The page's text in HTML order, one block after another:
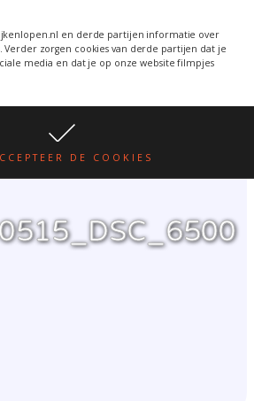
en derde partijen informatie over
Verder zorgen cookies van derde partijen dat je
media en dat je op onze website filmpjes
DE COOKIES
hier